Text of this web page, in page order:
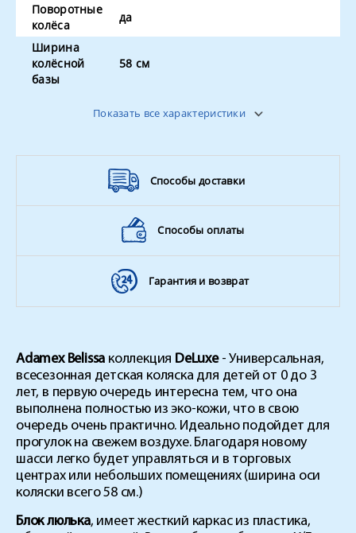
Поворотные
колёса
да
Ширина
колёсной
базы
58 см
Показать все характеристики
Способы доставки
Способы оплаты
Гарантия и возврат
Adamex Belissa коллекция DeLuxe- Универсальная,
всесезонная детская коляска для детей от 0 до 3
лет, в первую очередь интересна тем, что она
выполнена полностью из эко-кожи, что в свою
очередь очень практично. Идеально подойдет для
прогулок на свежем воздухе. Благодаря новому
шасси легко будет управляться и в торговых
центрах или небольших помещениях (ширина оси
коляски всего 58 см.)
Блок люлька, имеет жесткий каркас из пластика,